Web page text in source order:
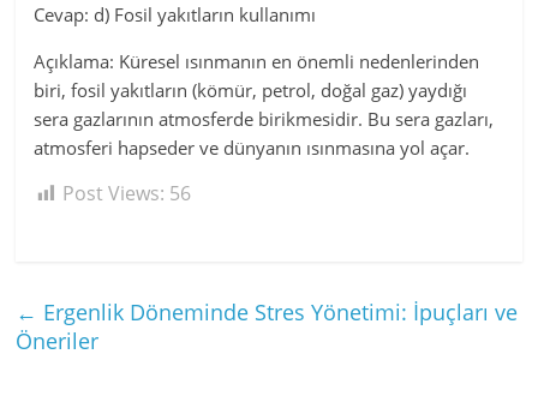
Cevap: d) Fosil yakıtların kullanımı
Açıklama: Küresel ısınmanın en önemli nedenlerinden
biri, fosil yakıtların (kömür, petrol, doğal gaz) yaydığı
sera gazlarının atmosferde birikmesidir. Bu sera gazları,
atmosferi hapseder ve dünyanın ısınmasına yol açar.
Post Views: 56
← Ergenlik Döneminde Stres Yönetimi: İpuçları ve
Öneriler